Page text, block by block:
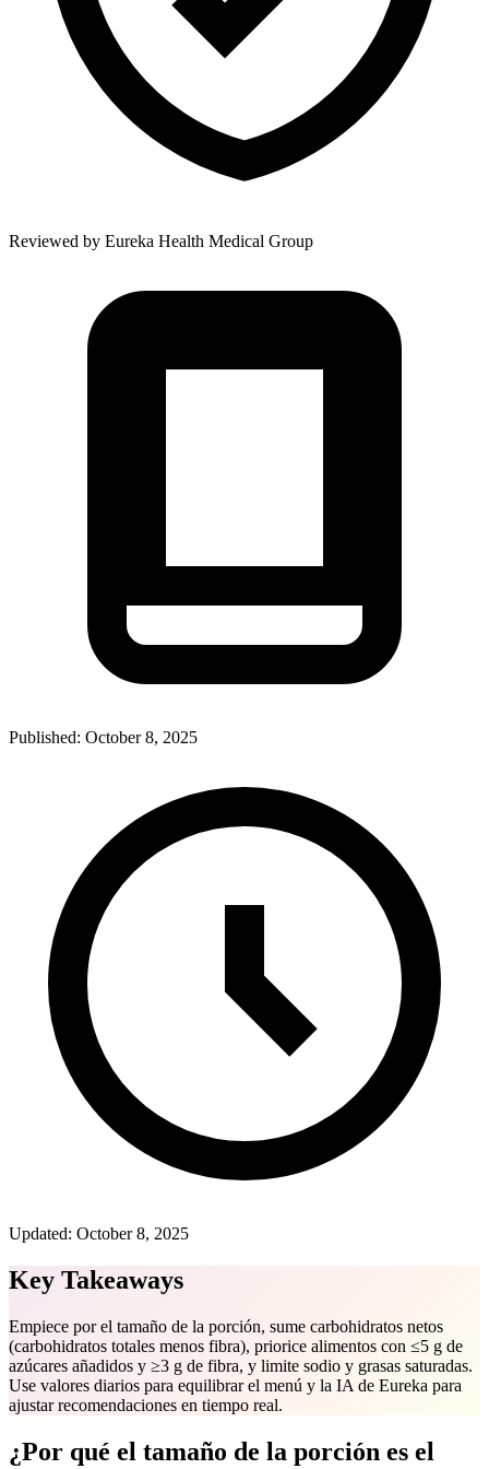
Reviewed by Eureka Health Medical Group
Published: October 8, 2025
Updated: October 8, 2025
Key Takeaways
Empiece por el tamaño de la porción, sume carbohidratos netos
(carbohidratos totales menos fibra), priorice alimentos con ≤5 g de
azúcares añadidos y ≥3 g de fibra, y limite sodio y grasas saturadas.
Use valores diarios para equilibrar el menú y la IA de Eureka para
ajustar recomendaciones en tiempo real.
¿Por qué el tamaño de la porción es el